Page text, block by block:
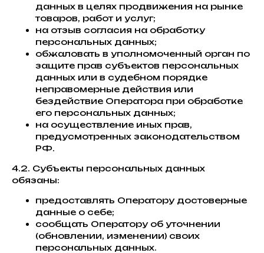
данных в целях продвижения на рынке
товаров, работ и услуг;
на отзыв согласия на обработку
персональных данных;
обжаловать в уполномоченный орган по
защите прав субъектов персональных
данных или в судебном порядке
неправомерные действия или
бездействие Оператора при обработке
его персональных данных;
на осуществление иных прав,
предусмотренных законодательством
РФ.
4.2. Субъекты персональных данных
обязаны:
предоставлять Оператору достоверные
данные о себе;
сообщать Оператору об уточнении
(обновлении, изменении) своих
персональных данных.